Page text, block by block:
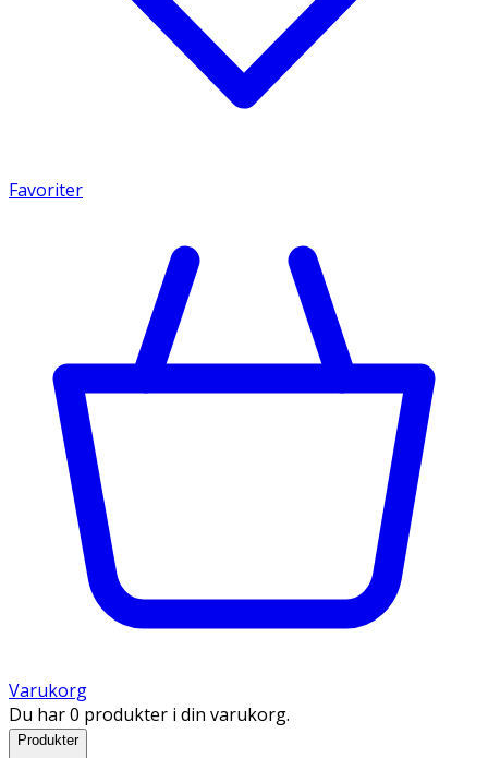
Favoriter
Varukorg
Du har 0 produkter i din varukorg.
Produkter